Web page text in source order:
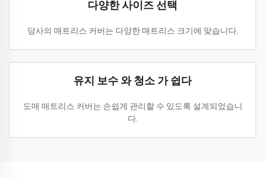
다양한 사이즈 선택
당사의 매트리스 커버는 다양한 매트리스 크기에 맞습니다.
유지 보수 와 청소 가 쉽다
도매 매트리스 커버는 손쉽게 관리할 수 있도록 설계되었습니
다.